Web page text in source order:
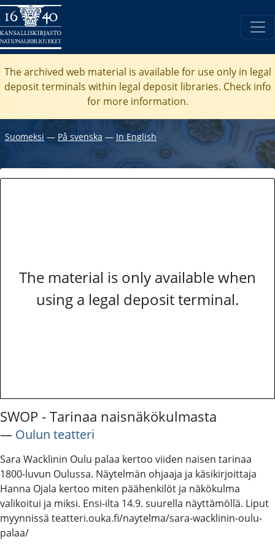
The archived web material is available for use only in legal
deposit terminals within legal deposit libraries. Check info
for more information.
Suomeksi ― På svenska ― In English
The material is only available when
using a legal deposit terminal.
SWOP - Tarinaa naisnäkökulmasta
― Oulun teatteri
Sara Wacklinin Oulu palaa kertoo viiden naisen tarinaa
1800-luvun Oulussa. Näytelmän ohjaaja ja käsikirjoittaja
Hanna Ojala kertoo miten päähenkilöt ja näkökulma
valikoitui ja miksi. Ensi-ilta 14.9. suurella näyttämöllä. Liput
myynnissä teatteri.ouka.fi/naytelma/sara-wacklinin-oulu-
palaa/